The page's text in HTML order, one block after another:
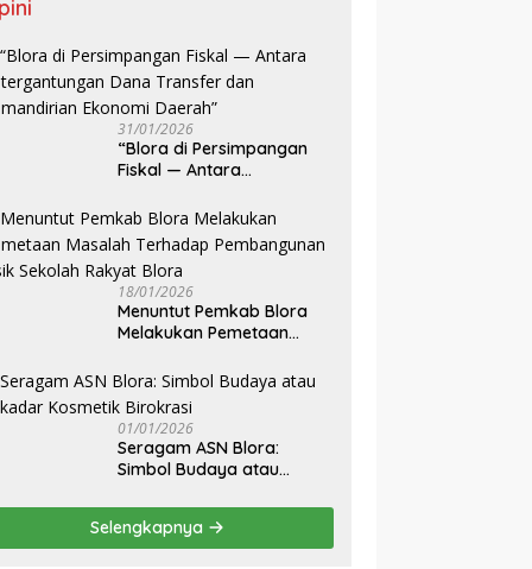
31/01/2026
‎“Blora di Persimpangan
Fiskal — Antara
Transfer dan Kemandirian
Ekonomi Daerah”
18/01/2026
‎Menuntut Pemkab Blora
Melakukan Pemetaan
Pembangunan Fisik
Sekolah Rakyat Blora
01/01/2026
‎Seragam ASN Blora:
Simbol Budaya atau
Birokrasi
Selengkapnya